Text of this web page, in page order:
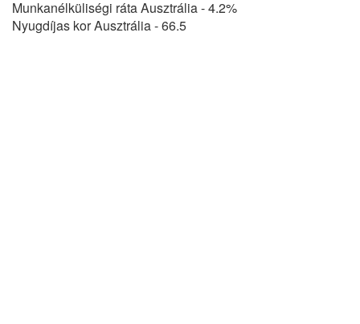
Munkanélküliségi ráta Ausztrália - 4.2%
Nyugdíjas kor Ausztrália - 66.5